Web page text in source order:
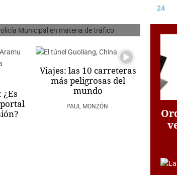
24
Viajes: las 10 carreteras
más peligrosas del
mundo
PAUL MONZÓN